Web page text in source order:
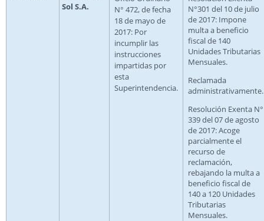
Sol S.A.
N° 472, de fecha
18 de mayo de
2017: Por
incumplir las
instrucciones
impartidas por
esta
Superintendencia.
N°301 del 10 de julio
de 2017: Impone
multa a beneficio
fiscal de 140
Unidades Tributarias
Mensuales.
Reclamada
administrativamente.
Resolución Exenta N°
339 del 07 de agosto
de 2017: Acoge
parcialmente el
recurso de
reclamación,
rebajando la multa a
beneficio fiscal de
140 a 120 Unidades
Tributarias
Mensuales.